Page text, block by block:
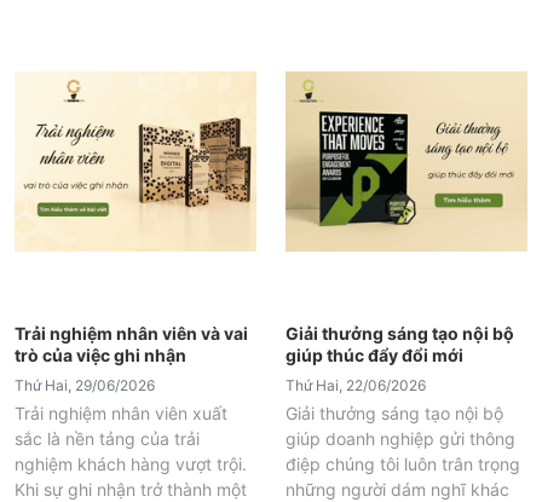
Trải nghiệm nhân viên và vai
trò của việc ghi nhận
Thứ Hai, 29/06/2026
Trải nghiệm nhân viên xuất
sắc là nền tảng của trải
nghiệm khách hàng vượt trội.
Khi sự ghi nhận trở thành một
Giải thưởng sáng tạo nội bộ
giúp thúc đẩy đổi mới
Thứ Hai, 22/06/2026
Giải thưởng sáng tạo nội bộ
giúp doanh nghiệp gửi thông
điệp chúng tôi luôn trân trọng
những người dám nghĩ khác